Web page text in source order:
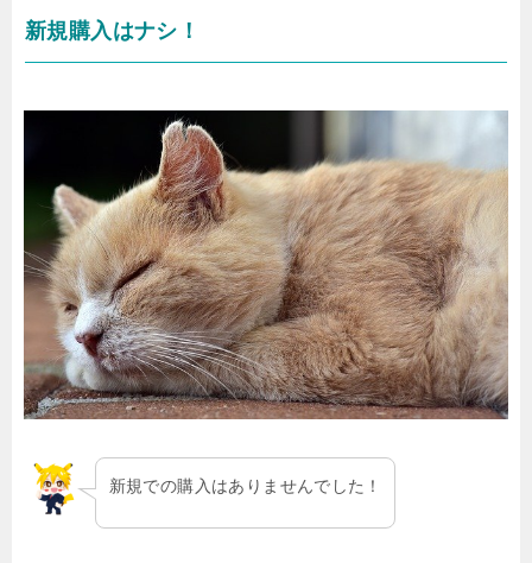
新規購入はナシ！
新規での購入はありませんでした！